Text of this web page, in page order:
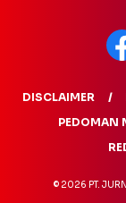
DISCLAIMER
PEDOMAN
© 2026 PT.